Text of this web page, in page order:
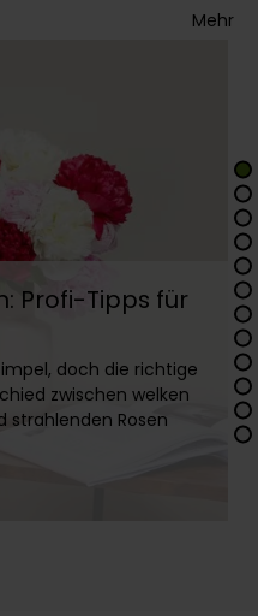
Mehr
Profi-Tipps für
doch die richtige
zwischen welken
strahlenden Rosen
richtig